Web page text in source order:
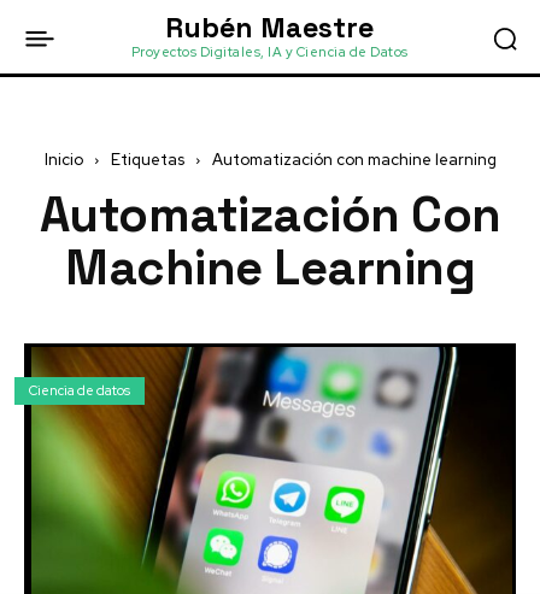
Rubén Maestre
Proyectos Digitales, IA y Ciencia de Datos
Inicio Etiquetas Automatización con machine learning
Automatización Con
Machine Learning
Ciencia de datos